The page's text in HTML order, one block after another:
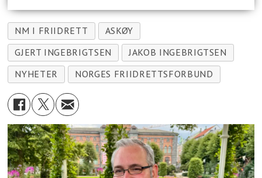
NM I FRIIDRETT
ASKØY
GJERT INGEBRIGTSEN
JAKOB INGEBRIGTSEN
NYHETER
NORGES FRIIDRETTSFORBUND